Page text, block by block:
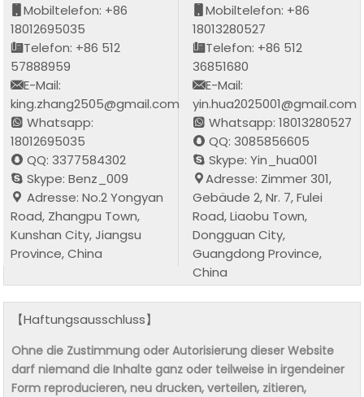
Mobiltelefon: +86
18012695035
Telefon: +86 512
57888959
E-Mail:
king.zhang2505@gmail.com
Whatsapp:
18012695035
QQ: 3377584302
Skype: Benz_009
Adresse: No.2 Yongyan
Road, Zhangpu Town,
Kunshan City, Jiangsu
Province, China
Mobiltelefon: +86
18013280527
Telefon: +86 512
36851680
E-Mail:
yin.hua2025001@gmail.com
Whatsapp: 18013280527
QQ: 3085856605
Skype: Yin_hua001
Adresse: Zimmer 301,
Gebäude 2, Nr. 7, Fulei
Road, Liaobu Town,
Dongguan City,
Guangdong Province,
China
【Haftungsausschluss】
Ohne die Zustimmung oder Autorisierung dieser Website
darf niemand die Inhalte ganz oder teilweise in irgendeiner
Form reproducieren, neu drucken, verteilen, zitieren,